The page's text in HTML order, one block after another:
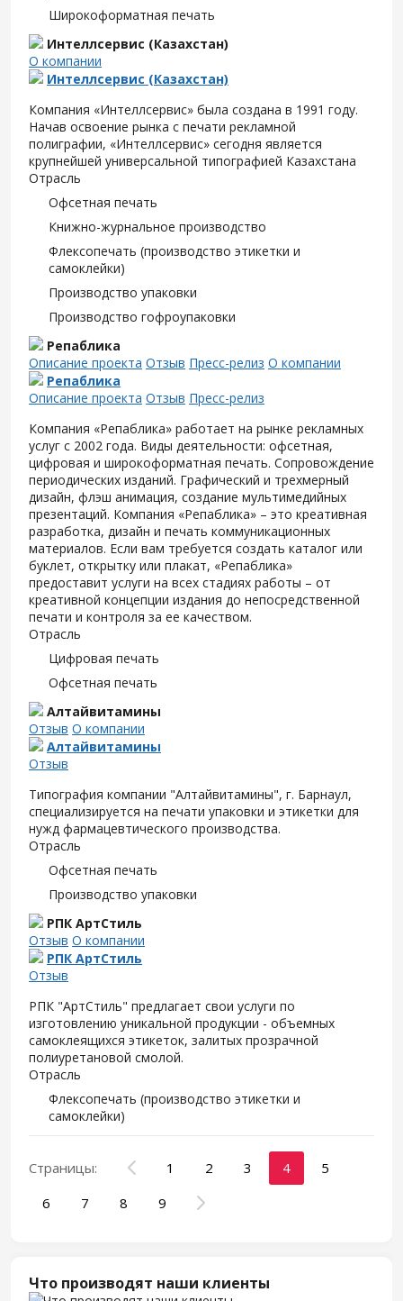
Широкоформатная печать
Интеллсервис (Казахстан)
О компании
Интеллсервис (Казахстан)
Компания «Интеллсервис» была создана в 1991 году.
Начав освоение рынка с печати рекламной
полиграфии, «Интеллсервис» сегодня является
крупнейшей универсальной типографией Казахстана
Отрасль
Офсетная печать
Книжно-журнальное производство
Флексопечать (производство этикетки и
самоклейки)
Производство упаковки
Производство гофроупаковки
Репаблика
Описание проекта Отзыв Пресс-релиз О компании
Репаблика
Описание проекта Отзыв Пресс-релиз
Компания «Репаблика» работает на рынке рекламных
услуг с 2002 года. Виды деятельности: офсетная,
цифровая и широкоформатная печать. Сопровождение
периодических изданий. Графический и трехмерный
дизайн, флэш анимация, создание мультимедийных
презентаций. Компания «Репаблика» – это креативная
разработка, дизайн и печать коммуникационных
материалов. Если вам требуется создать каталог или
буклет, открытку или плакат, «Репаблика»
предоставит услуги на всех стадиях работы – от
креативной концепции издания до непосредственной
печати и контроля за ее качеством.
Отрасль
Цифровая печать
Офсетная печать
Алтайвитамины
Отзыв О компании
Алтайвитамины
Отзыв
Типография компании "Алтайвитамины", г. Барнаул,
специализируется на печати упаковки и этикетки для
нужд фармацевтического производства.
Отрасль
Офсетная печать
Производство упаковки
РПК АртСтиль
Отзыв О компании
РПК АртСтиль
Отзыв
РПК "АртСтиль" предлагает свои услуги по
изготовлению уникальной продукции - объемных
самоклеящихся этикеток, залитых прозрачной
полиуретановой смолой.
Отрасль
Флексопечать (производство этикетки и
самоклейки)
Страницы: 1 2 3 4
5
6
7 8 9
Что производят наши клиенты